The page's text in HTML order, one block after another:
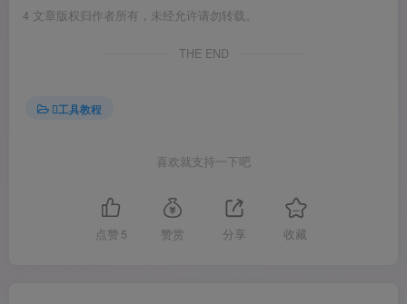
4 文章版权归作者所有，未经允许请勿转载。
THE END
工具教程
喜欢就支持一下吧
点赞 5 赞赏 分享 收藏